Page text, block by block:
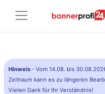
Hinweis - Vom 14.08. bis
Zeitraum kann es zu längeren
Vielen Dank für Ihr Verständnis!